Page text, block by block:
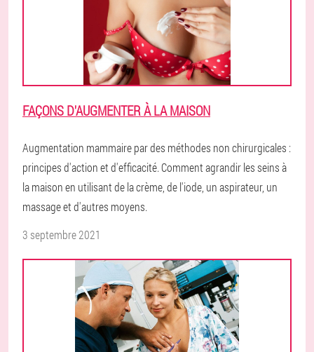
FAÇONS D'AUGMENTER À LA MAISON
Augmentation mammaire par des méthodes non chirurgicales :
principes d'action et d'efficacité. Comment agrandir les seins à
la maison en utilisant de la crème, de l'iode, un aspirateur, un
massage et d'autres moyens.
3 septembre 2021